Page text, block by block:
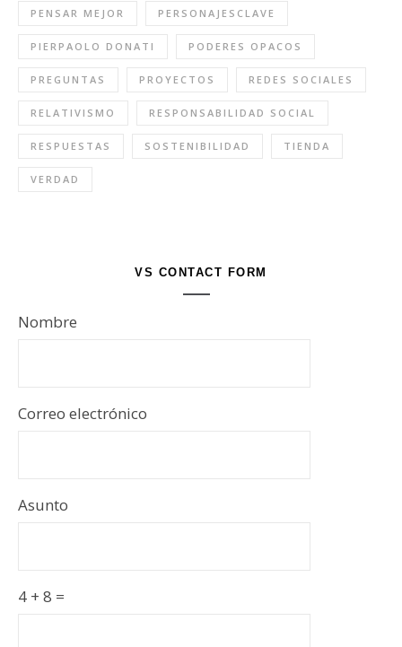
PENSAR MEJOR PERSONAJESCLAVE
PIERPAOLO DONATI PODERES OPACOS
PREGUNTAS PROYECTOS REDES SOCIALES
RELATIVISMO RESPONSABILIDAD SOCIAL
RESPUESTAS SOSTENIBILIDAD TIENDA
VERDAD
VS CONTACT FORM
Nombre
Correo electrónico
Asunto
4 + 8 =